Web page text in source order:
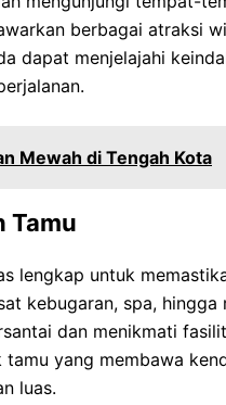
berbagai atraksi
dapat menjelajahi
Mewah di Tengah Kota
Tamu
lengkap untuk
kebugaran, spa, hingga
dan menikmati
yang membawa
luas.